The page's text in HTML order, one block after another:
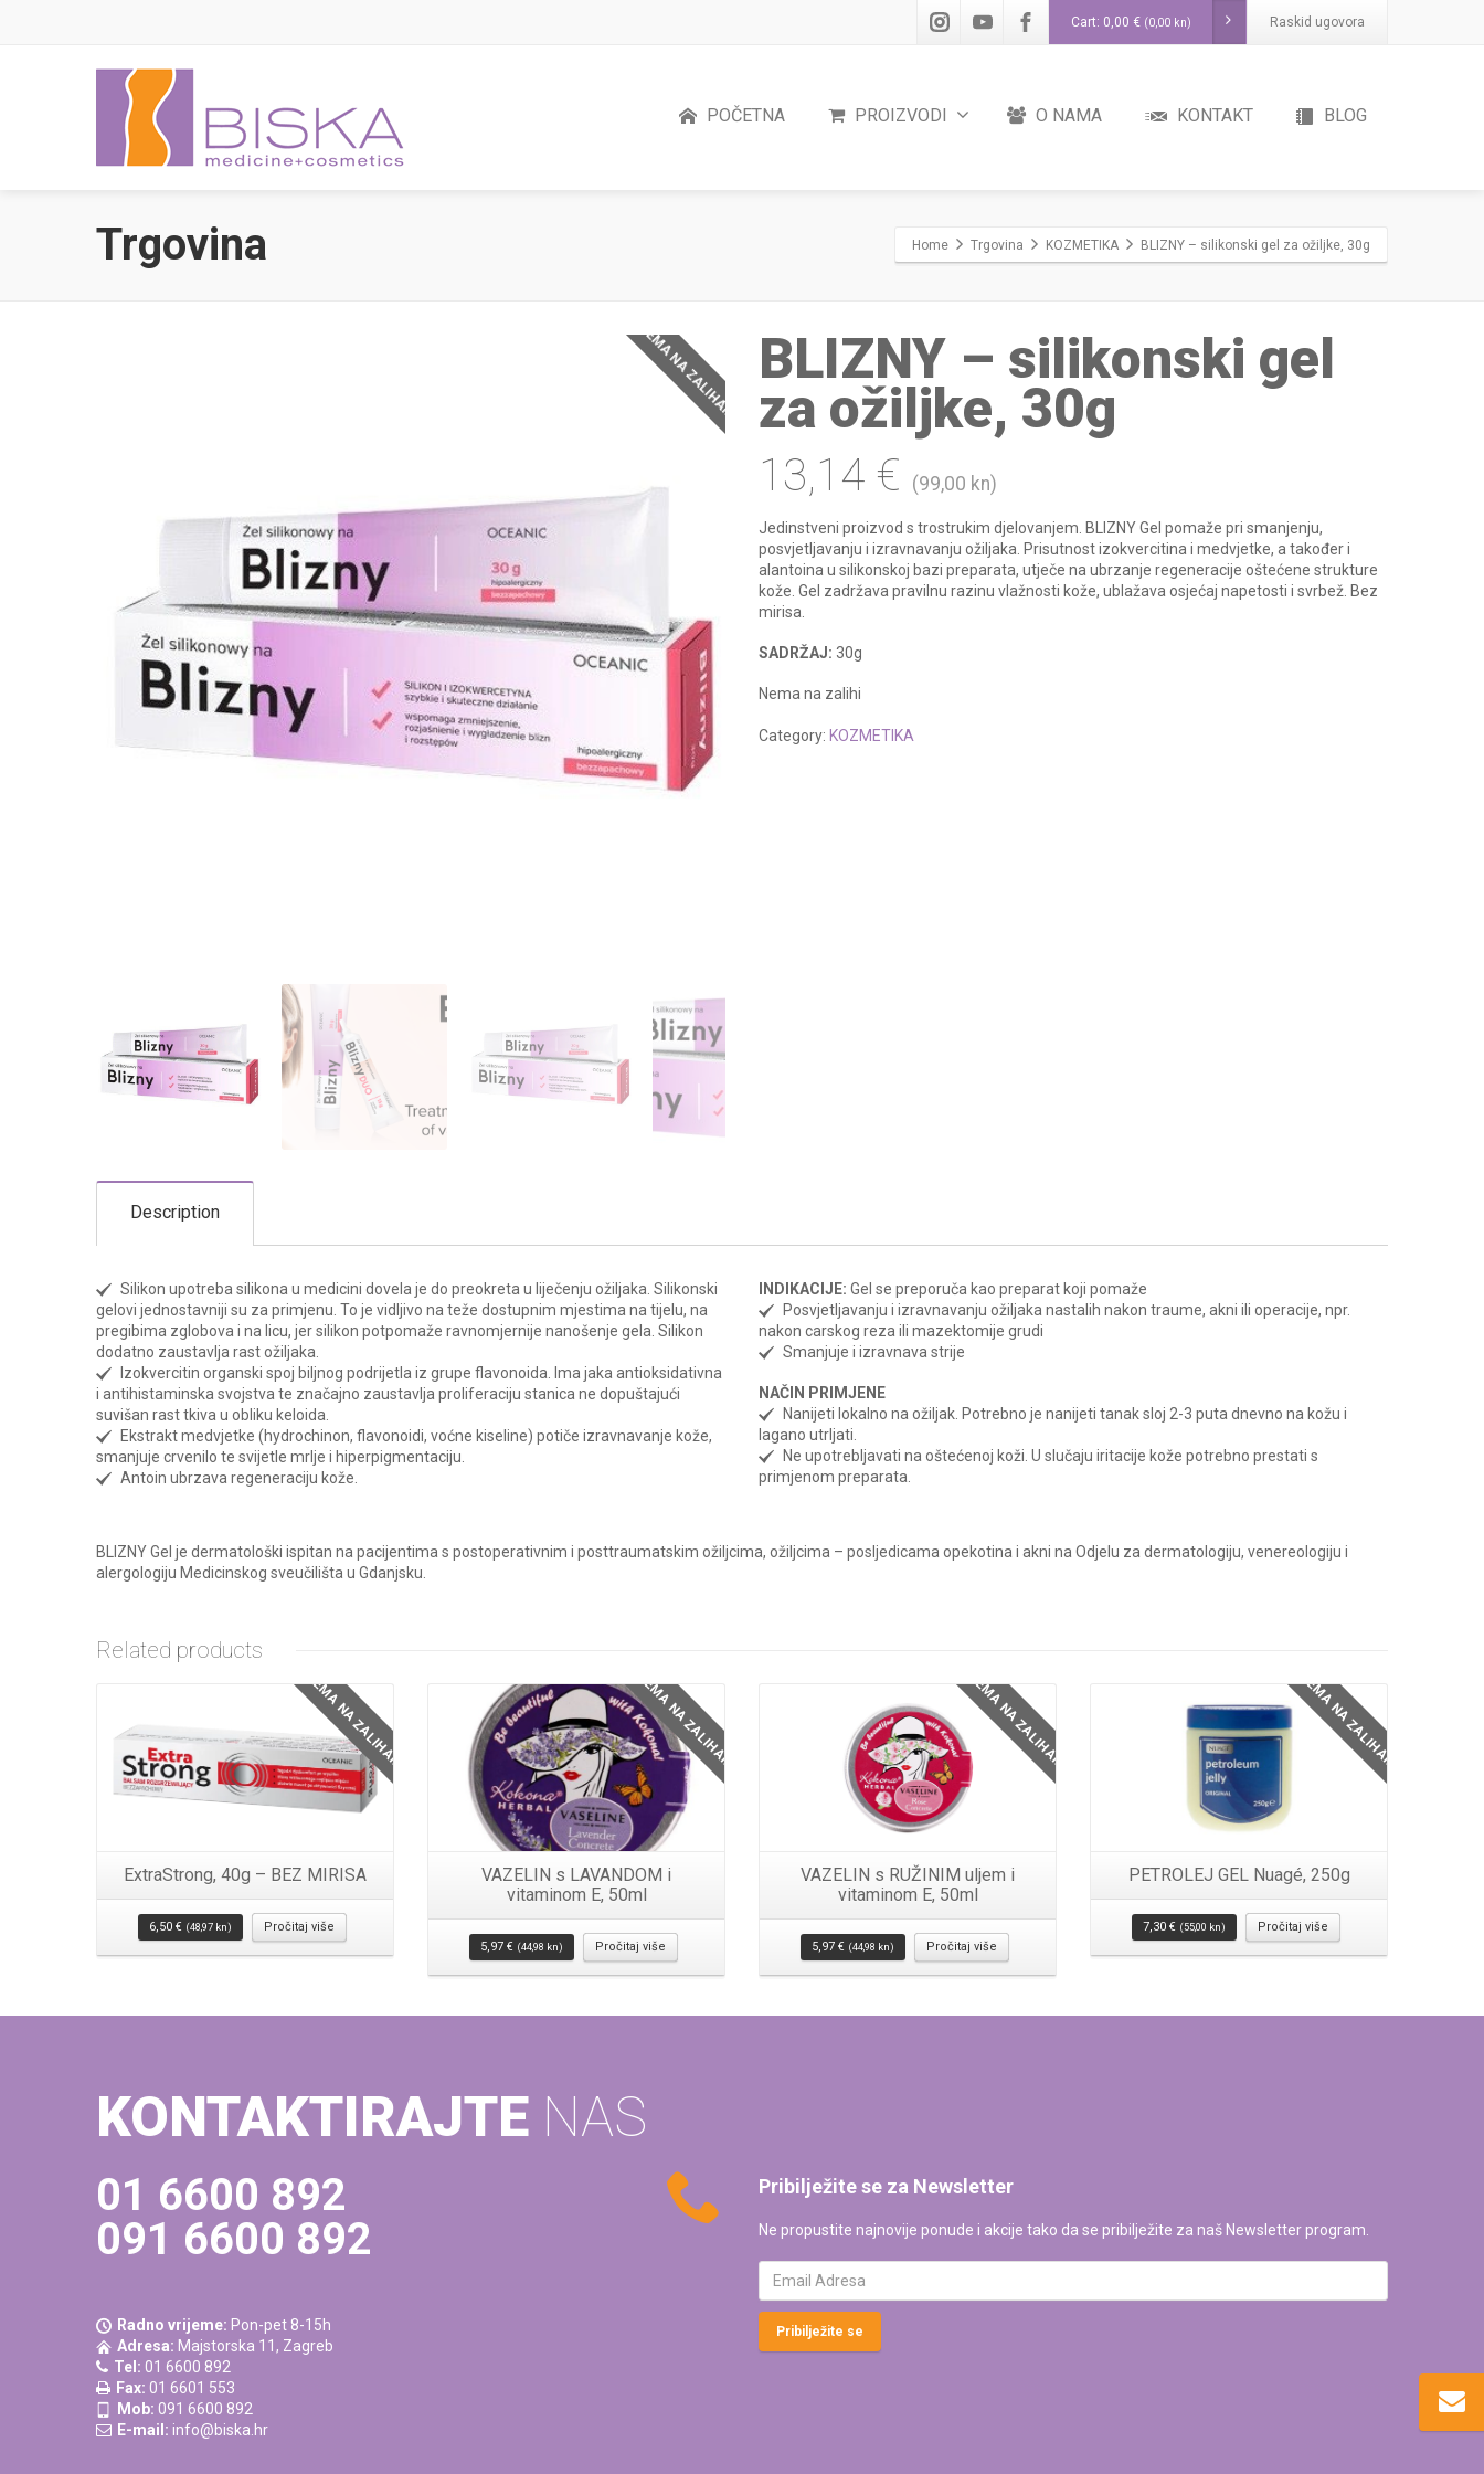
Cart: 0,00 € (0,00 kn) Raskid ugovora
POČETNA PROIZVODI O NAMA KONTAKT BLOG
Trgovina Home Trgovina KOZMETIKA BLIZNY – silikonski gel za ožiljke, 30g
NEMA NA ZALIHAMA BLIZNY – silikonski gel
za ožiljke, 30g
13,14 € (99,00 kn)
Jedinstveni proizvod s trostrukim djelovanjem. BLIZNY Gel pomaže pri smanjenju,
posvjetljavanju i izravnavanju ožiljaka. Prisutnost izokvercitina i medvjetke, a također i
alantoina u silikonskoj bazi preparata, utječe na ubrzanje regeneracije oštećene strukture
kože. Gel zadržava pravilnu razinu vlažnosti kože, ublažava osjećaj napetosti i svrbež. Bez
mirisa.
SADRŽAJ: 30g
Nema na zalihi
Category: KOZMETIKA
Description
Silikon upotreba silikona u medicini dovela je do preokreta u liječenju ožiljaka. Silikonski
gelovi jednostavniji su za primjenu. To je vidljivo na teže dostupnim mjestima na tijelu, na
pregibima zglobova i na licu, jer silikon potpomaže ravnomjernije nanošenje gela. Silikon
dodatno zaustavlja rast ožiljaka.
Izokvercitin organski spoj biljnog podrijetla iz grupe flavonoida. Ima jaka antioksidativna
i antihistaminska svojstva te značajno zaustavlja proliferaciju stanica ne dopuštajući
suvišan rast tkiva u obliku keloida.
Ekstrakt medvjetke (hydrochinon, flavonoidi, voćne kiseline) potiče izravnavanje kože,
smanjuje crvenilo te svijetle mrlje i hiperpigmentaciju.
Antoin ubrzava regeneraciju kože.
INDIKACIJE: Gel se preporuča kao preparat koji pomaže
Posvjetljavanju i izravnavanju ožiljaka nastalih nakon traume, akni ili operacije, npr.
nakon carskog reza ili mazektomije grudi
Smanjuje i izravnava strije
NAČIN PRIMJENE
Nanijeti lokalno na ožiljak. Potrebno je nanijeti tanak sloj 2-3 puta dnevno na kožu i
lagano utrljati.
Ne upotrebljavati na oštećenoj koži. U slučaju iritacije kože potrebno prestati s
primjenom preparata.
BLIZNY Gel je dermatološki ispitan na pacijentima s postoperativnim i posttraumatskim ožiljcima, ožiljcima – posljedicama opekotina i akni na Odjelu za dermatologiju, venereologiju i
alergologiju Medicinskog sveučilišta u Gdanjsku.
Related products
NEMA NA ZALIHAMA
ExtraStrong, 40g – BEZ MIRISA
6,50 € (48,97 kn) Pročitaj više
NEMA NA ZALIHAMA
VAZELIN s LAVANDOM i
vitaminom E, 50ml
5,97 € (44,98 kn) Pročitaj više
NEMA NA ZALIHAMA
VAZELIN s RUŽINIM uljem i
vitaminom E, 50ml
5,97 € (44,98 kn) Pročitaj više
NEMA NA ZALIHAMA
PETROLEJ GEL Nuagé, 250g
7,30 € (55,00 kn) Pročitaj više
KONTAKTIRAJTE NAS
01 6600 892
091 6600 892
Radno vrijeme: Pon-pet 8-15h
Adresa: Majstorska 11, Zagreb
Tel: 01 6600 892
Fax: 01 6601 553
Mob: 091 6600 892
E-mail: info@biska.hr
Pribilježite se za Newsletter
Ne propustite najnovije ponude i akcije tako da se pribilježite za naš Newsletter program.
Pribilježite se